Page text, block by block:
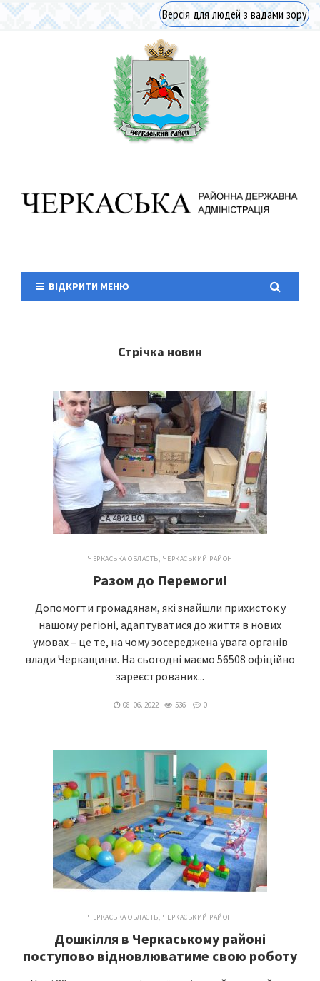
Версія для людей з вадами зору
ВІДКРИТИ МЕНЮ
Стрічка новин
ЧЕРКАСЬКА ОБЛАСТЬ, ЧЕРКАСЬКИЙ РАЙОН
Разом до Перемоги!
Допомогти громадянам, які знайшли прихисток у
нашому регіоні, адаптуватися до життя в нових
умовах – це те, на чому зосереджена увага органів
влади Черкащини. На сьогодні маємо 56508 офіційно
зареєстрованих...
08. 06. 2022 536 0
ЧЕРКАСЬКА ОБЛАСТЬ, ЧЕРКАСЬКИЙ РАЙОН
Дошкілля в Черкаському районі
поступово відновлюватиме свою роботу